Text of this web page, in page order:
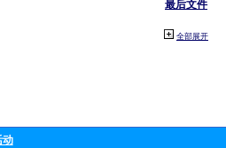
最后文件
全部展开
动